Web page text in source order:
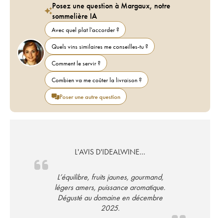
Posez une question à Margaux, notre
sommelière IA
Avec quel plat l'accorder ?
Quels vins similaires me conseilles-tu ?
Comment le servir ?
Combien va me coûter la livraison ?
Poser une autre question
L'AVIS D'IDEALWINE...
L’équilibre, fruits jaunes, gourmand,
légers amers, puissance aromatique.
Dégusté au domaine en décembre
2025.